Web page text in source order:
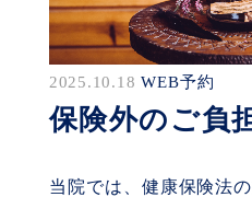
2025.10.18WEB予約
保険外のご負
当院では、健康保険法